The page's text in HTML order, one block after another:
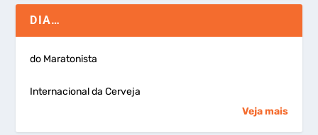
DIA…
do Maratonista
Internacional da Cerveja
Veja mais